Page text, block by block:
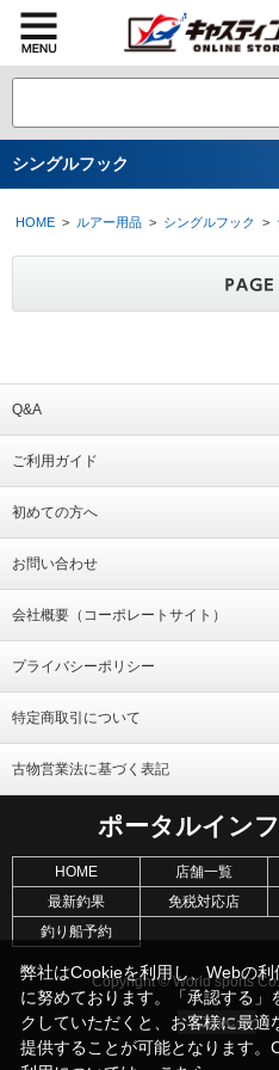
シングルフック
HOME > ルアー用品 > シングルフック >
Q&A
ご利用ガイド
初めての方へ
お問い合わせ
会社概要（コーポレートサイト）
プライバシーポリシー
特定商取引について
古物営業法に基づく表記
ポータルイン
HOME 店舗一覧
最新釣果
免税対応店
釣り船予約
Copyright © World sports
弊社はCookieを利用し、Webの利
に努めております。「承認する」
クしていただくと、お客様に最適
提供することが可能となります。